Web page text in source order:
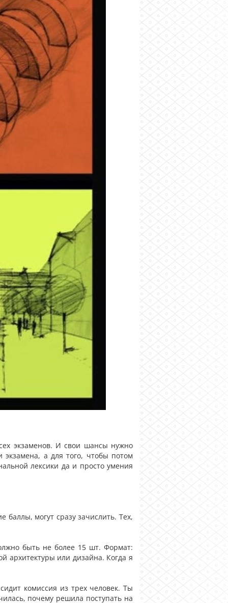
экзаменов. И свои шансы нужно
а для того, чтобы потом
лексики да и просто умения
баллы, могут сразу зачислить. Тех,
быть не более 15 шт. Формат:
архитектуры или дизайна. Когда я
комиссия из трех человек. Ты
почему решила поступать на